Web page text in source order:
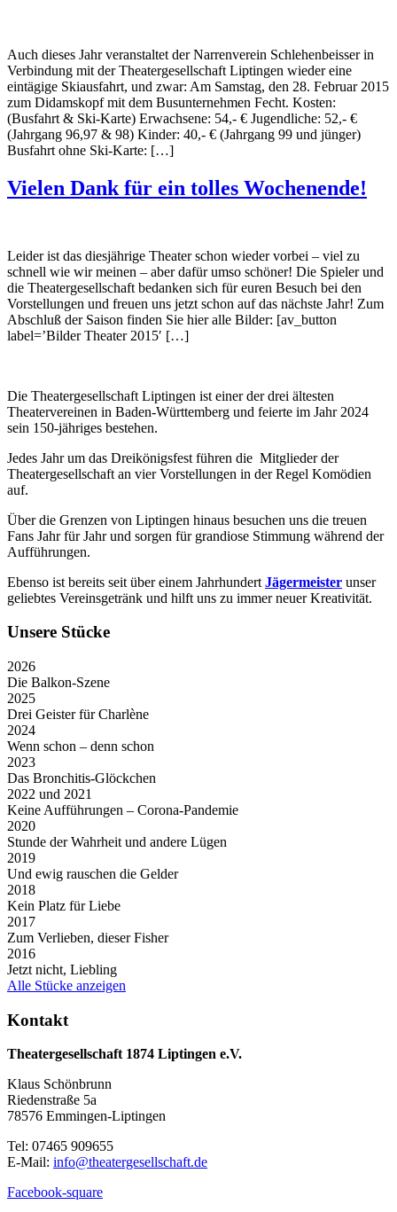
Auch dieses Jahr veranstaltet der Narrenverein Schlehenbeisser in
Verbindung mit der Theatergesellschaft Liptingen wieder eine
eintägige Skiausfahrt, und zwar: Am Samstag, den 28. Februar 2015
zum Didamskopf mit dem Busunternehmen Fecht. Kosten:
(Busfahrt & Ski-Karte) Erwachsene: 54,- € Jugendliche: 52,- €
(Jahrgang 96,97 & 98) Kinder: 40,- € (Jahrgang 99 und jünger)
Busfahrt ohne Ski-Karte: […]
Vielen Dank für ein tolles Wochenende!
Leider ist das diesjährige Theater schon wieder vorbei – viel zu
schnell wie wir meinen – aber dafür umso schöner! Die Spieler und
die Theatergesellschaft bedanken sich für euren Besuch bei den
Vorstellungen und freuen uns jetzt schon auf das nächste Jahr! Zum
Abschluß der Saison finden Sie hier alle Bilder: [av_button
label=’Bilder Theater 2015′ […]
Die Theatergesellschaft Liptingen ist einer der drei ältesten
Theatervereinen in Baden-Württemberg und feierte im Jahr 2024
sein 150-jähriges bestehen.
Jedes Jahr um das Dreikönigsfest führen die Mitglieder der
Theatergesellschaft an vier Vorstellungen in der Regel Komödien
auf.
Über die Grenzen von Liptingen hinaus besuchen uns die treuen
Fans Jahr für Jahr und sorgen für grandiose Stimmung während der
Aufführungen.
Ebenso ist bereits seit über einem Jahrhundert Jägermeister unser
geliebtes Vereinsgetränk und hilft uns zu immer neuer Kreativität.
Unsere Stücke
2026
Die Balkon-Szene
2025
Drei Geister für Charlène
2024
Wenn schon – denn schon
2023
Das Bronchitis-Glöckchen
2022 und 2021
Keine Aufführungen – Corona-Pandemie
2020
Stunde der Wahrheit und andere Lügen
2019
Und ewig rauschen die Gelder
2018
Kein Platz für Liebe
2017
Zum Verlieben, dieser Fisher
2016
Jetzt nicht, Liebling
Alle Stücke anzeigen
Kontakt
Theatergesellschaft 1874 Liptingen e.V.
Klaus Schönbrunn
Riedenstraße 5a
78576 Emmingen-Liptingen
Tel: 07465 909655
E-Mail: info@theatergesellschaft.de
Facebook-square